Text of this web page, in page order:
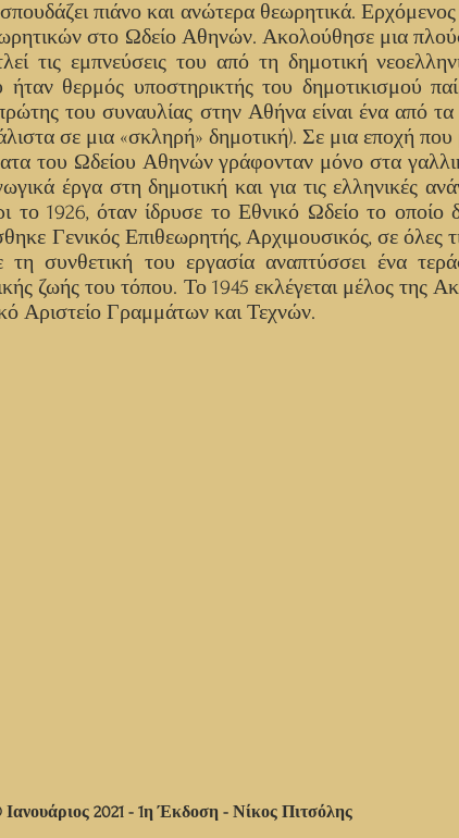
πιάνο και ανώτερα θεωρητικά.
στο Ωδείο Αθηνών. Ακολούθησε μια
τις εμπνεύσεις του από τη δημοτική
θερμός υποστηρικτής του δημοτικισμού
του συναυλίας στην Αθήνα είναι ένα από
σε μια «σκληρή» δημοτική). Σε μια εποχή που
του Ωδείου Αθηνών γράφονταν μόνο στα
έργα στη δημοτική και για τις ελληνικές
το 1926, όταν ίδρυσε το Εθνικό Ωδείο το οποίο
Γενικός Επιθεωρητής, Αρχιμουσικός, σε όλες
συνθετική του εργασία αναπτύσσει ένα
ζωής του τόπου. Το 1945 εκλέγεται μέλος της
Αριστείο Γραμμάτων και Τεχνών.
2021 - 1η Έκδοση - Νίκος Πιτσόλης